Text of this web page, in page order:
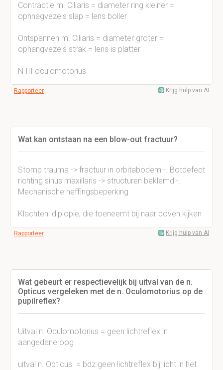
Contractie m. Ciliaris = diameter ring kleiner =
ophnagvezels slap = lens boller
Ontspannen m. Ciliaris = diameter groter =
ophangvezels strak = lens is platter
N III oculomotorius
Rapporteer Krijg hulp van AI
Wat kan ontstaan na een blow-out fractuur?
Stomp trauma -> fractuur in orbitabodem -. Botdefect
richting sinus maxillaris -> structuren beklemd -.
Mechanische heffingsbeperking
Klachten: diplopie, die toeneemt bij naar boven kijken
Rapporteer Krijg hulp van AI
Wat gebeurt er respectievelijk bij uitval van de n.
Opticus vergeleken met de n. Oculomotorius op de
pupilreflex?
Uitval n. Oculomotorius = geen lichtreflex in
aangedane oog
uitval n. Opticus = bdz geen lichtreflex bij licht in het